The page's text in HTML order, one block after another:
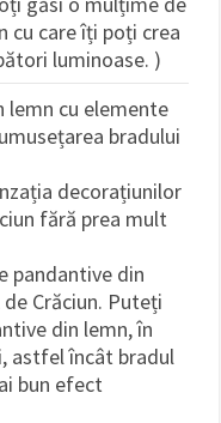
cu care îți poți crea
luminoase. )
lemn cu elemente
bradului
decorațiunilor
fără prea mult
pandantive din
Crăciun. Puteți
din lemn, în
astfel încât bradul
bun efect